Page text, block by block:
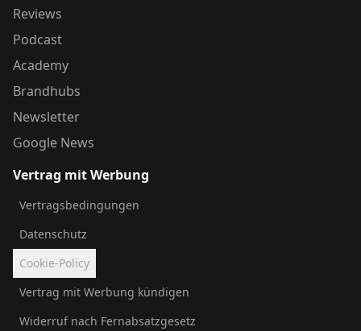
Reviews
Podcast
Academy
Brandhubs
Newsletter
Google News
Vertrag mit Werbung
Vertragsbedingungen
Datenschutz
Cookie-Policy
Vertrag mit Werbung kündigen
Widerruf nach Fernabsatzgesetz